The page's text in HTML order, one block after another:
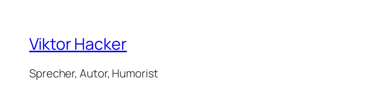
Viktor Hacker
Sprecher, Autor, Humorist